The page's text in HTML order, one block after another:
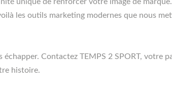
unique de renforcer votre image de
les outils marketing modernes que nous
Contactez TEMPS 2 SPORT, votre
histoire.